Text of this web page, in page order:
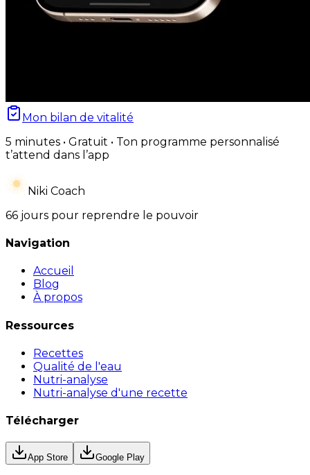
Mon bilan de vitalité
5 minutes • Gratuit • Ton programme personnalisé
t’attend dans l’app
Niki Coach
66 jours pour reprendre le pouvoir
Navigation
Accueil
Blog
À propos
Ressources
Recettes
Qualité de l'eau
Nutri-analyse
Nutri-analyse d'une recette
Télécharger
App Store Google Play